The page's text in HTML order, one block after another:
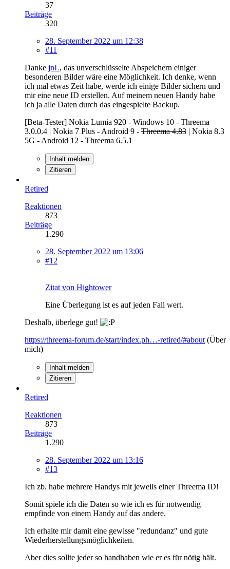
37
Beiträge
320
28. September 2022 um 12:38
#11
Danke jnL, das unverschlüsselte Abspeichern einiger
besonderen Bilder wäre eine Möglichkeit. Ich denke, wenn
ich mal etwas Zeit habe, werde ich einige Bilder sichern und
mir eine neue ID erstellen. Auf meinem neuen Handy habe
ich ja alle Daten durch das eingespielte Backup.
[Beta-Tester] Nokia Lumia 920 - Windows 10 - Threema
3.0.0.4 | Nokia 7 Plus - Android 9 - Threema 4.83 | Nokia 8.3
5G - Android 12 - Threema 6.5.1
Inhalt melden
Zitieren
Retired
Reaktionen
873
Beiträge
1.290
28. September 2022 um 13:06
#12
Zitat von Hightower
Eine Überlegung ist es auf jeden Fall wert.
Deshalb, überlege gut!
https://threema-forum.de/start/index.ph…-retired/#about (Über
mich)
Inhalt melden
Zitieren
Retired
Reaktionen
873
Beiträge
1.290
28. September 2022 um 13:16
#13
Ich zb. habe mehrere Handys mit jeweils einer Threema ID!
Somit spiele ich die Daten so wie ich es für notwendig
empfinde von einem Handy auf das andere.
Ich erhalte mir damit eine gewisse "redundanz" und gute
Wiederherstellungsmöglichkeiten.
Aber dies sollte jeder so handhaben wie er es für nötig hält.